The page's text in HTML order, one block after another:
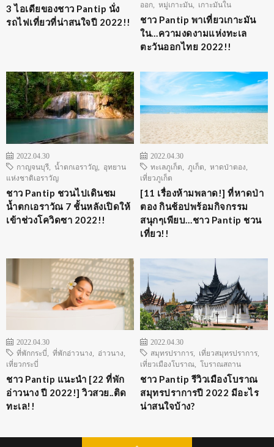
3 ไอเดียของชาว Pantip นั่ง
รถไฟเที่ยวที่น่าสนใจปี 2022!!
ออก
หมู่เกาะมัน เกาะมันใน
ชาว Pantip พาเที่ยวเกาะมัน
ใน…ความงดงามแห่งทะเล
ตะวันออกไทย 2022!!
2022.04.30
กาญจนบุรี
น้ำตกเอราวัญ
อุทยาน
แห่งชาติเอราวัญ
ชาว Pantip ชวนไปเดินชม
น้ำตกเอราวัณ 7 ชั้นหลังเปิดให้
เข้าช่วงโควิดซา 2022!!
2022.04.30
ทะเลภูเก็ต
ภูเก็ต หาดป่าตอง
เที่ยวภูเก็ต
[11 เรื่องห้ามพลาด!] ที่หาดป่า
ตอง กินช้อปพร้อมกิจกรรม
สนุกๆเพียบ…ชาว Pantip ชวน
เที่ยว!!
2022.04.30
ที่พักกระบี่
ที่พักอ่าวนาง อ่าวนาง
เที่ยวกระบี่
ชาว Pantip แนะนำ [22 ที่พัก
อ่าวนาง ปี 2022!] วิวสวย..ติด
ทะเล!!
2022.04.30
สมุทรปราการ
เที่ยวสมุทรปราการ
เที่ยวเมืองโบราณ
โบราณสถาน
ชาว Pantip รีวิวเมืองโบราณ
สมุทรปราการปี 2022 มีอะไร
น่าสนใจบ้าง?